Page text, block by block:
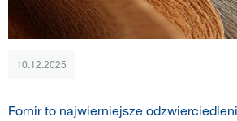
10.12.2025
Fornir to najwierniejsze